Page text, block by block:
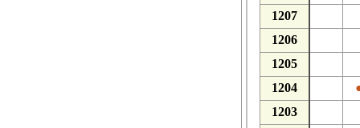
1207
1206
1205
1204
1203